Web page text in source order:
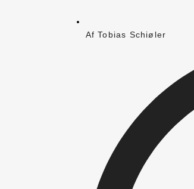
Af Tobias Schiøler